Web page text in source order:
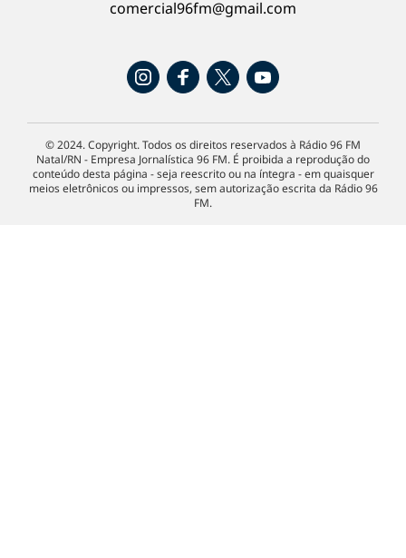
comercial96fm@gmail.com
© 2024. Copyright. Todos os direitos reservados à Rádio 96 FM
Natal/RN - Empresa Jornalística 96 FM. É proibida a reprodução do
conteúdo desta página - seja reescrito ou na íntegra - em quaisquer
meios eletrônicos ou impressos, sem autorização escrita da Rádio 96
FM.